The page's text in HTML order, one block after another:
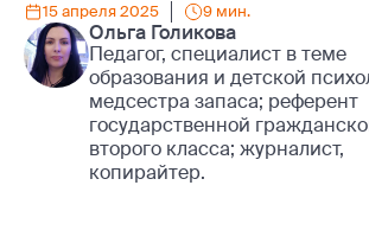
Ольга Голикова
Педагог, специалист в теме
образования и детской
медсестра запаса; референт
государственной
второго класса; журналист,
копирайтер.
15 апреля 2025 9 мин.